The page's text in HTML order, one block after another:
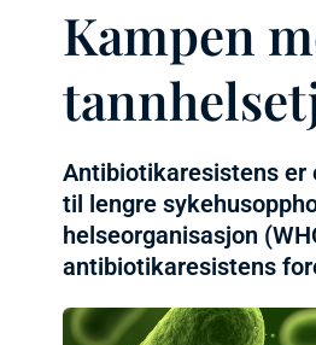
Kampen
Antibiotikaresistens er
til lengre
helseorganisasjon
antibiotikaresistens